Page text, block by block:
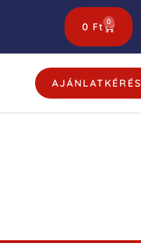
0 Ft 0
AJÁNLATKÉRÉS